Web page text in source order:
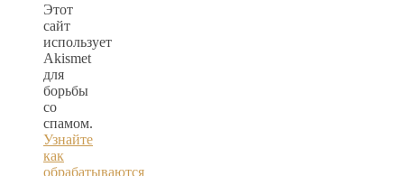
Этот
сайт
использует
Akismet
для
борьбы
со
спамом.
Узнайте
как
обрабатываются